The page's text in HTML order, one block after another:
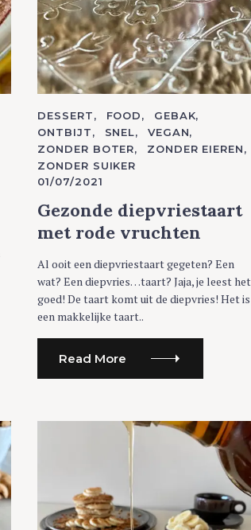
C
A
T
E
G
O
R
E
S
DESSERT FOOD
GEBAK
ONTBIJT
SNEL
VEGAN
ZONDER BOTER
ZONDER EIEREN
ZONDER SUIKER
01/07/2021
Gezonde diepvriestaart
met rode vruchten
Al ooit een diepvriestaart gegeten? Een
wat? Een diepvries…taart? Jaja, je leest het
goed! De taart komt uit de diepvries! Het is
een makkelijke taart..
Read More